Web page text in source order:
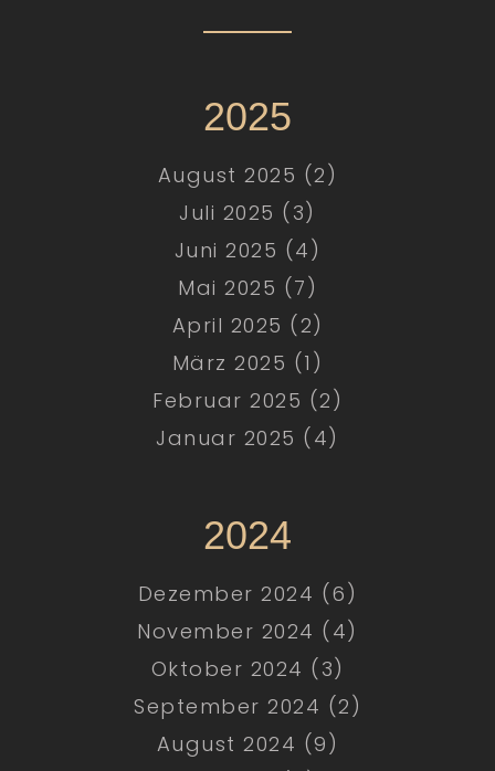
2025
August 2025 (2)
Juli 2025 (3)
Juni 2025 (4)
Mai 2025 (7)
April 2025 (2)
März 2025 (1)
Februar 2025 (2)
Januar 2025 (4)
2024
Dezember 2024 (6)
November 2024 (4)
Oktober 2024 (3)
September 2024 (2)
August 2024 (9)